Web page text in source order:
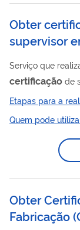
serviço, a
Obter
supervisor
Serviço que
certificação de
acordo com
aplicação de
ao certificado
supervisor
Etapas para a
Quem pode
Obter
Fabricação